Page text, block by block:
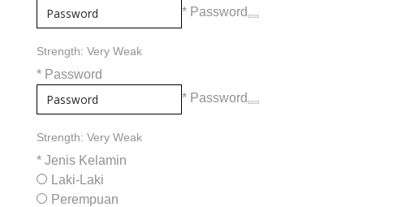
* Password
Strength: Very Weak
* Password
* Password
Strength: Very Weak
* Jenis Kelamin
Laki-Laki
Perempuan